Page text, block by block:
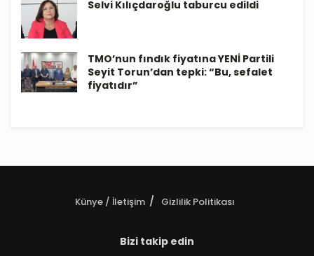
Selvi Kılıçdaroğlu taburcu edildi
TMO’nun fındık fiyatına YENİ Partili
Seyit Torun’dan tepki: “Bu, sefalet
fiyatıdır”
Künye / İletişim Gizlilik Politikası
Bizi takip edin